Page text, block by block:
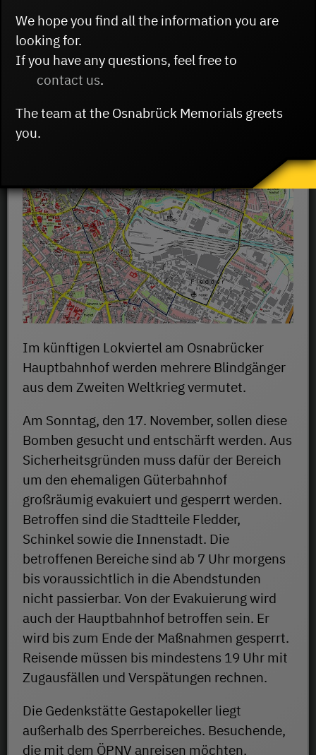
07.11.2024
Im künftigen Lokviertel am Osnabrücker
Hauptbahnhof werden mehrere Blindgänger
aus dem Zweiten Weltkrieg vermutet.
Am Sonntag, den 17. November, sollen diese
Bomben gesucht und entschärft werden. Aus
Sicherheitsgründen muss dafür der Bereich
um den ehemaligen Güterbahnhof
großräumig evakuiert und gesperrt werden.
Betroffen sind die Stadtteile Fledder,
Schinkel sowie die Innenstadt. Die
betroffenen Bereiche sind ab 7 Uhr morgens
bis voraussichtlich in die Abendstunden
nicht passierbar. Von der Evakuierung wird
auch der Hauptbahnhof betroffen sein. Er
wird bis zum Ende der Maßnahmen gesperrt.
Reisende müssen bis mindestens 19 Uhr mit
Zugausfällen und Verspätungen rechnen.
Die Gedenkstätte Gestapokeller liegt
außerhalb des Sperrbereiches. Besuchende,
die mit dem ÖPNV anreisen möchten,
We hope you find all the information you are
looking for.
If you have any questions, feel free to
contact us.
The team at the Osnabrück Memorials greets
you.